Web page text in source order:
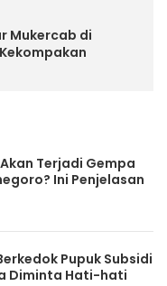
Mukercab di
Akan Terjadi Gempa
Ini Penjelasan
Pupuk Subsidi
Diminta Hati-hati